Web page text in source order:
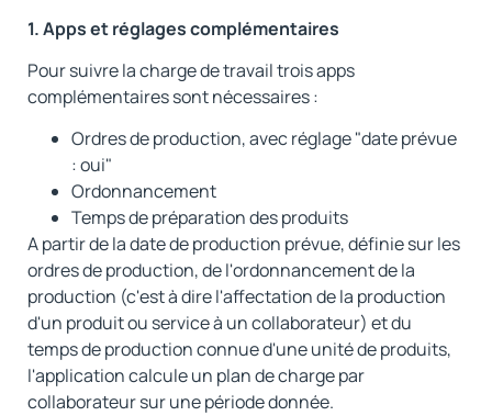
1. Apps et réglages complémentaires
Pour suivre la charge de travail trois apps
complémentaires sont nécessaires :
Ordres de production, avec réglage "date prévue
: oui"
Ordonnancement
Temps de préparation des produits
A partir de la date de production prévue, définie sur les
ordres de production, de l'ordonnancement de la
production (c'est à dire l'affectation de la production
d'un produit ou service à un collaborateur) et du
temps de production connue d'une unité de produits,
l'application calcule un plan de charge par
collaborateur sur une période donnée.